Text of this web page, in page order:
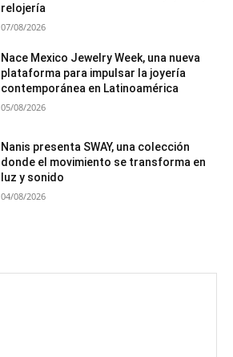
relojería
07/08/2026
Nace Mexico Jewelry Week, una nueva
plataforma para impulsar la joyería
contemporánea en Latinoamérica
05/08/2026
Nanis presenta SWAY, una colección
donde el movimiento se transforma en
luz y sonido
04/08/2026